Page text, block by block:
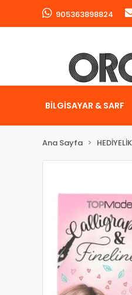
905363898824
BİLGİSAYAR & SARF
Ana Sayfa HEDİYELİK